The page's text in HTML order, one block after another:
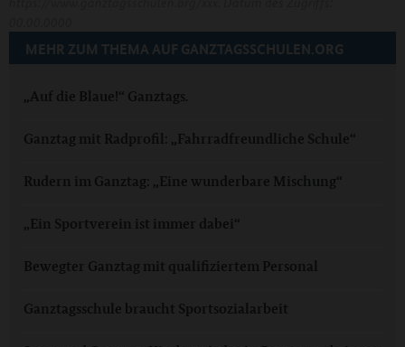
MEHR ZUM THEMA AUF GANZTAGSSCHULEN.ORG
„Auf die Blaue!“ Ganztags.
Ganztag mit Radprofil: „Fahrradfreundliche Schule“
Rudern im Ganztag: „Eine wunderbare Mischung“
„Ein Sportverein ist immer dabei“
Bewegter Ganztag mit qualifiziertem Personal
Ganztagsschule braucht Sportsozialarbeit